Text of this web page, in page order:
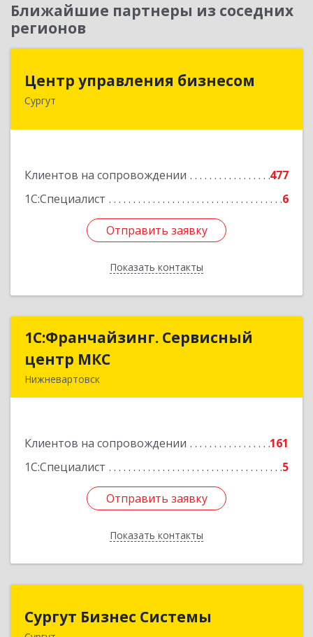
Ближайшие партнеры из соседних
регионов
Центр управления бизнесом
Сургут
Клиентов на сопровождении
477
1С:Специалист
6
Отправить заявку
Показать контакты
Центр управления бизнесом
628403, Ханты-Мансийский Автономный округ
Отправить заявку
Назад
1С:Франчайзинг. Сервисный
центр МКС
Нижневартовск
Клиентов на сопровождении
161
1С:Специалист
5
Отправить заявку
Показать контакты
1С:Франчайзинг. Сервисный
Подробнее
Отправить заявку
Назад
Сургут Бизнес Системы